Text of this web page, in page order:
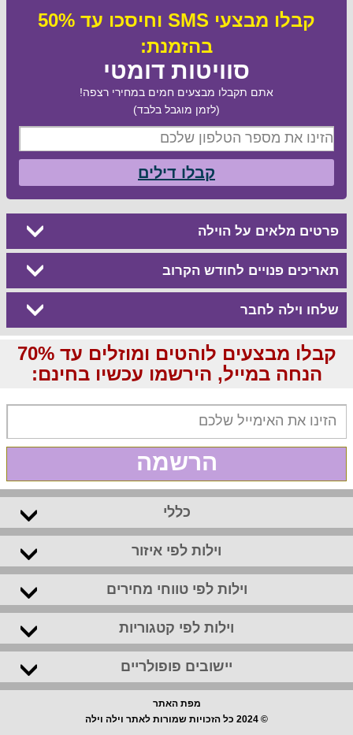
קבלו מבצעי SMS וחיסכו עד 50%
בהזמנת:
סוויטות דומטי
אתם תקבלו מבצעים חמים במחירי רצפה!
(לזמן מוגבל בלבד)
קבלו דילים
פרטים מלאים על הוילה
תאריכים פנויים לחודש הקרוב
שלחו וילה לחבר
קבלו מבצעים לוהטים ומוזלים עד 70%
הנחה במייל, הירשמו עכשיו בחינם:
הרשמה
כללי
וילות לפי איזור
וילות לפי טווחי מחירים
וילות לפי קטגוריות
יישובים פופולריים
מפת האתר
© 2024 כל הזכויות שמורות לאתר וילה וילה